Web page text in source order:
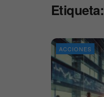
Etiqueta:
ACCIONES